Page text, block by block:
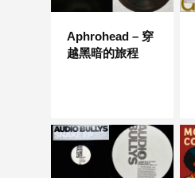
Aphrohead – 穿
越黑暗的旅程